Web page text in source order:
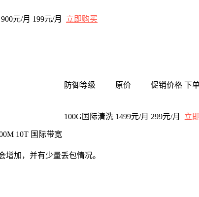
900元/月 199元/月 立即购买
防御等级 原价 促销价格 下
10T 国际带宽
100G国际清洗 1499元/月 299元/月 立
加，并有少量丢包情况。